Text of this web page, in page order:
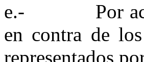
e.- Por actuar
en contra de
representados